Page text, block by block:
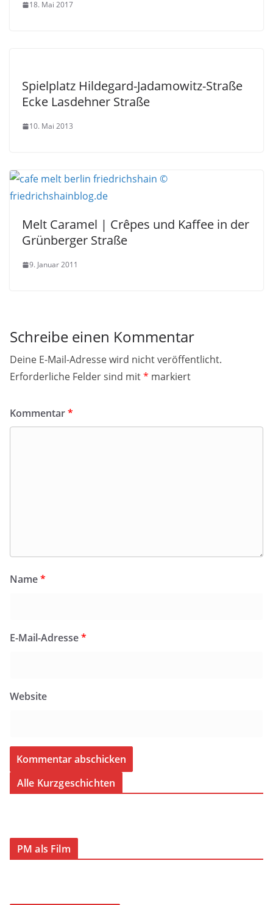
18. Mai 2017
Spielplatz Hildegard-Jadamowitz-Straße
Ecke Lasdehner Straße
10. Mai 2013
Melt Caramel | Crêpes und Kaffee in der
Grünberger Straße
9. Januar 2011
Schreibe einen Kommentar
Deine E-Mail-Adresse wird nicht veröffentlicht.
Erforderliche Felder sind mit* markiert
Kommentar*
Name*
E-Mail-Adresse*
Website
Alle Kurzgeschichten
PM als Film